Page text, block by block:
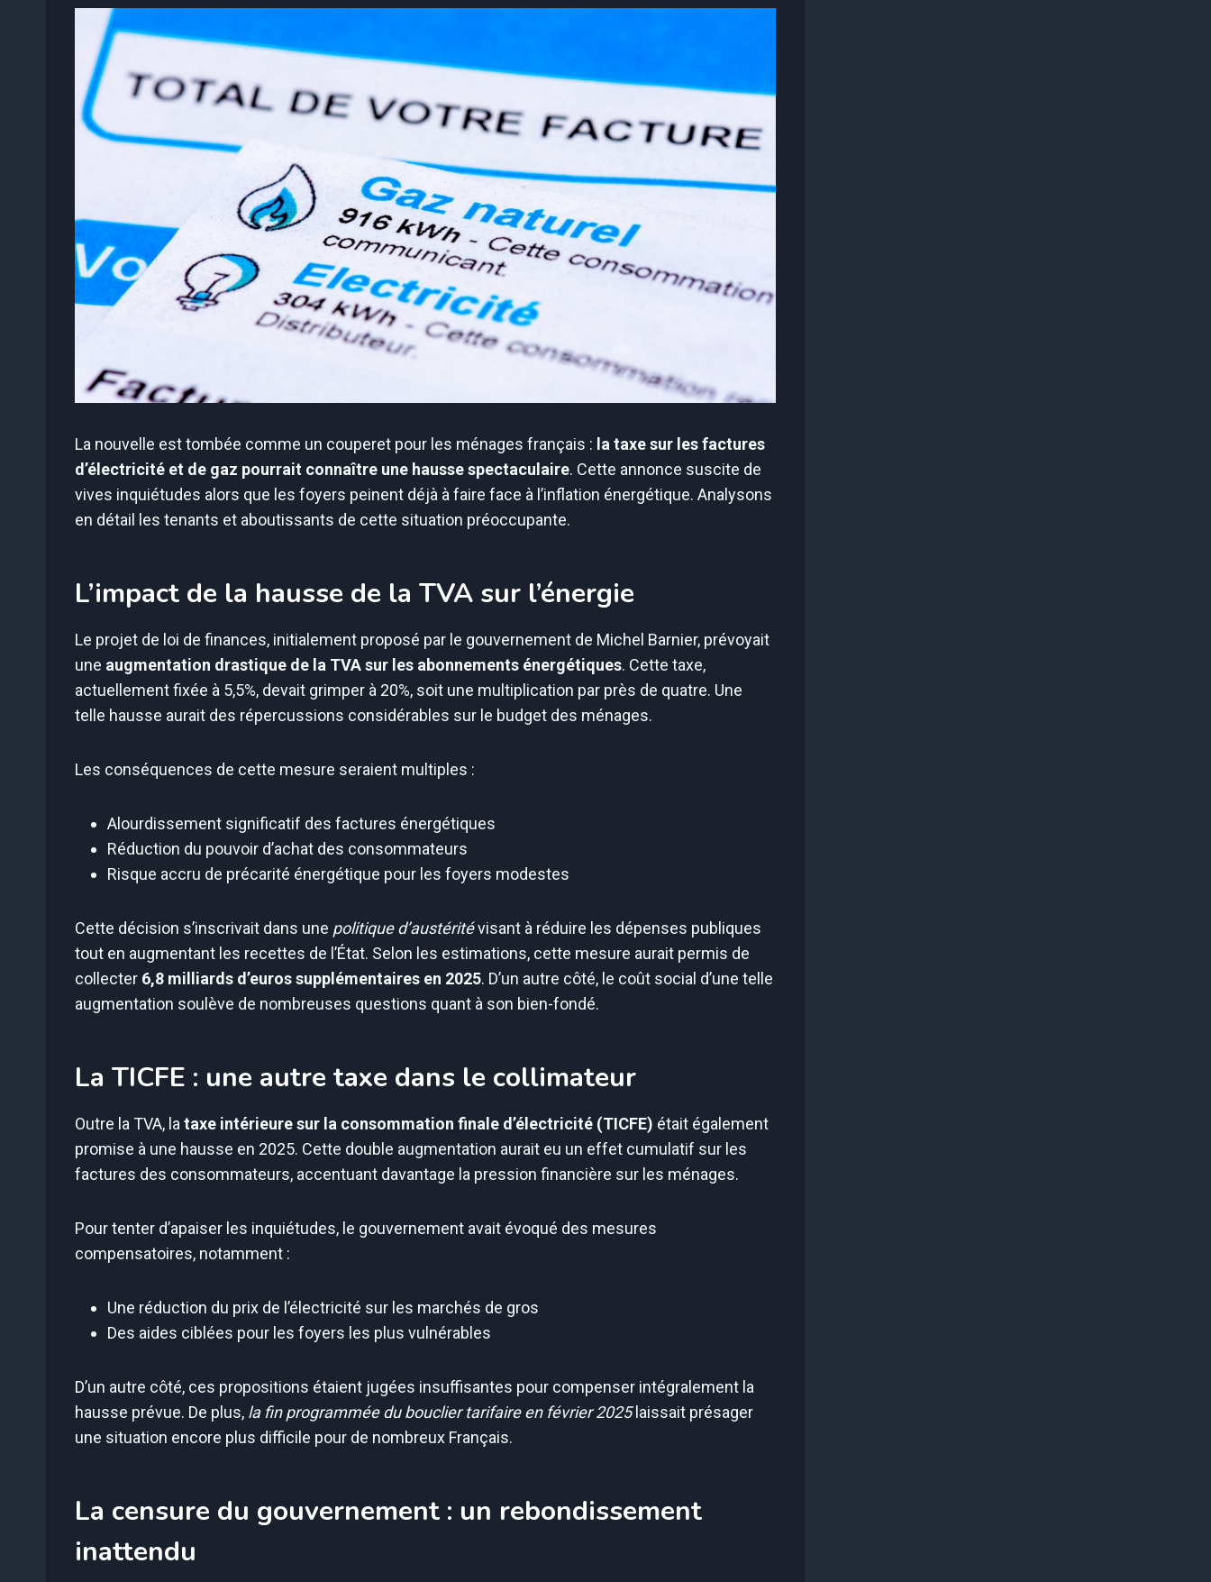
La nouvelle est tombée comme un couperet pour les ménages français : la taxe sur les factures
d’électricité et de gaz pourrait connaître une hausse spectaculaire. Cette annonce suscite de
vives inquiétudes alors que les foyers peinent déjà à faire face à l’inflation énergétique. Analysons
en détail les tenants et aboutissants de cette situation préoccupante.
L’impact de la hausse de la TVA sur l’énergie
Le projet de loi de finances, initialement proposé par le gouvernement de Michel Barnier, prévoyait
une augmentation drastique de la TVA sur les abonnements énergétiques. Cette taxe,
actuellement fixée à 5,5%, devait grimper à 20%, soit une multiplication par près de quatre. Une
telle hausse aurait des répercussions considérables sur le budget des ménages.
Les conséquences de cette mesure seraient multiples :
Alourdissement significatif des factures énergétiques
Réduction du pouvoir d’achat des consommateurs
Risque accru de précarité énergétique pour les foyers modestes
Cette décision s’inscrivait dans une politique d’austéritévisant à réduire les dépenses publiques
tout en augmentant les recettes de l’État. Selon les estimations, cette mesure aurait permis de
collecter 6,8 milliards d’euros supplémentaires en 2025. D’un autre côté, le coût social d’une telle
augmentation soulève de nombreuses questions quant à son bien-fondé.
La TICFE : une autre taxe dans le collimateur
Outre la TVA, la taxe intérieure sur la consommation finale d’électricité (TICFE) était également
promise à une hausse en 2025. Cette double augmentation aurait eu un effet cumulatif sur les
factures des consommateurs, accentuant davantage la pression financière sur les ménages.
Pour tenter d’apaiser les inquiétudes, le gouvernement avait évoqué des mesures
compensatoires, notamment :
Une réduction du prix de l’électricité sur les marchés de gros
Des aides ciblées pour les foyers les plus vulnérables
D’un autre côté, ces propositions étaient jugées insuffisantes pour compenser intégralement la
hausse prévue. De plus, la fin programmée du bouclier tarifaire en février 2025laissait présager
une situation encore plus difficile pour de nombreux Français.
La censure du gouvernement : un rebondissement
inattendu